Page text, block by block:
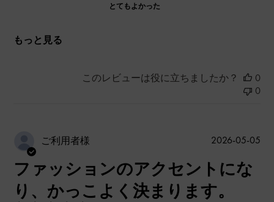
とてもよかった
もっと見る
このレビューは役に立ちましたか？
0
0
ご利用者様
ファッションのアクセントにな
り、かっこよく決まります。
公
2026-05-05